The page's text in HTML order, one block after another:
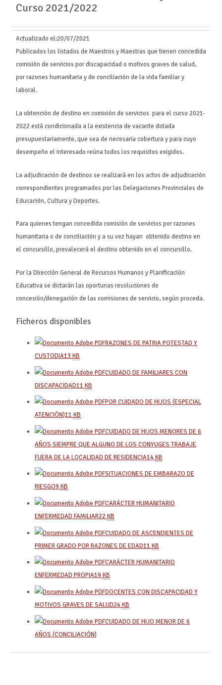
Curso 2021/2022
Actualizado el:20/07/2021
Publicados los listados de Maestros y Maestras que tienen concedida
comisión de servicios por discapacidad o motivos graves de salud,
por razones humanitaria y de conciliación de la vida familiar y
laboral.
La obtención de destino en comisión de servicios para el curso 2021-
2022 está condicionada a la existencia de vacante dotada
presupuestariamente, que sea de necesaria cobertura y para cuyo
desempeño el interesado reúna todos los requisitos exigidos.
La adjudicación de destinos se realizará en los actos de adjudicación
correspondientes programados por las Delegaciones Provinciales de
Educación, Cultura y Deportes.
Para quienes tengan concedida comisión de servicios por razones
humanitaria o de conciliación y a su vez hayan obtenido destino en
el concursillo, prevalecerá el destino obtenido en el concursillo.
Por la Dirección General de Recursos Humanos y Planificación
Educativa se dictarán las oportunas resoluciones de
concesión/denegación de las comisiones de servicio, según proceda.
Ficheros disponibles
RAZONES DE PATRIA POTESTAD Y
CUSTODIA13KB
CUIDADO DE FAMILIARES CON
DISCAPACIDAD11KB
POR CUIDADO DE HIJOS (ESPECIAL
ATENCIÓN)11KB
CUIDADO DE HIJOS MENORES DE 6
AÑOS SIEMPRE QUE ALGUNO DE LOS CONYUGES TRABAJE
FUERA DE LA LOCALIDAD DE RESIDENCIA14KB
SITUACIONES DE EMBARAZO DE
RIESGO9KB
CARÁCTER HUMANITARIO
ENFERMEDAD FAMILIAR22KB
CUIDADO DE ASCENDIENTES DE
PRIMER GRADO POR RAZONES DE EDAD11KB
CARÁCTER HUMANITARIO
ENFERMEDAD PROPIA19KB
DOCENTES CON DISCAPACIDAD Y
MOTIVOS GRAVES DE SALUD24KB
CUIDADO DE HIJO MENOR DE 6
AÑOS (CONCILIACIÓN)